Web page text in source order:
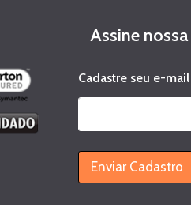
Assine
-
m
i
C
d
a
Cadastre seu e-mail
Enviar Cadastro